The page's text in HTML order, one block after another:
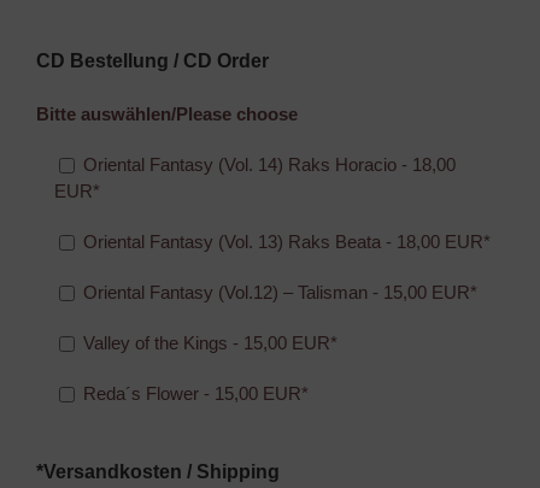
CD Bestellung / CD Order
Bitte auswählen/Please choose
Oriental Fantasy (Vol. 14) Raks Horacio - 18,00
EUR*
Oriental Fantasy (Vol. 13) Raks Beata - 18,00 EUR*
Oriental Fantasy (Vol.12) – Talisman - 15,00 EUR*
Valley of the Kings - 15,00 EUR*
Reda´s Flower - 15,00 EUR*
*Versandkosten / Shipping